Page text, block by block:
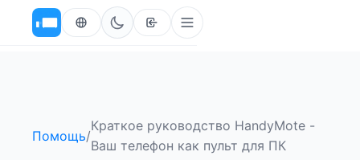
Помощь/
Краткое руководство HandyMote -
Ваш телефон как пульт для ПК